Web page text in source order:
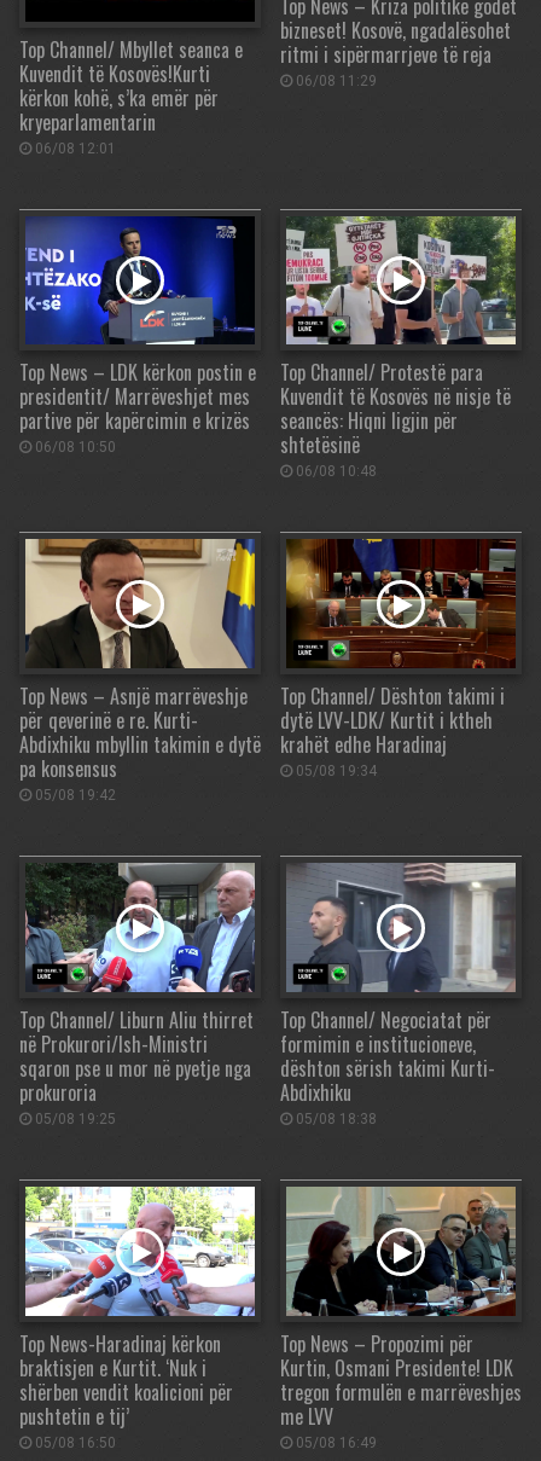
Top Channel/ Mbyllet seanca e
Kuvendit të Kosovës!Kurti
kërkon kohë, s’ka emër për
kryeparlamentarin
06/08 12:01
Top News – Kriza politike godet
bizneset! Kosovë, ngadalësohet
ritmi i sipërmarrjeve të reja
06/08 11:29
Top News – LDK kërkon postin e
presidentit/ Marrëveshjet mes
partive për kapërcimin e krizës
06/08 10:50
Top Channel/ Protestë para
Kuvendit të Kosovës në nisje të
seancës: Hiqni ligjin për
shtetësinë
06/08 10:48
Top News – Asnjë marrëveshje
për qeverinë e re. Kurti-
Abdixhiku mbyllin takimin e dytë
pa konsensus
05/08 19:42
Top Channel/ Dështon takimi i
dytë LVV-LDK/ Kurtit i ktheh
krahët edhe Haradinaj
05/08 19:34
Top Channel/ Liburn Aliu thirret
në Prokurori/Ish-Ministri
sqaron pse u mor në pyetje nga
prokuroria
05/08 19:25
Top Channel/ Negociatat për
formimin e institucioneve,
dështon sërish takimi Kurti-
Abdixhiku
05/08 18:38
Top News-Haradinaj kërkon
braktisjen e Kurtit. ‘Nuk i
shërben vendit koalicioni për
pushtetin e tij’
05/08 16:50
Top News – Propozimi për
Kurtin, Osmani Presidente! LDK
tregon formulën e marrëveshjes
me LVV
05/08 16:49